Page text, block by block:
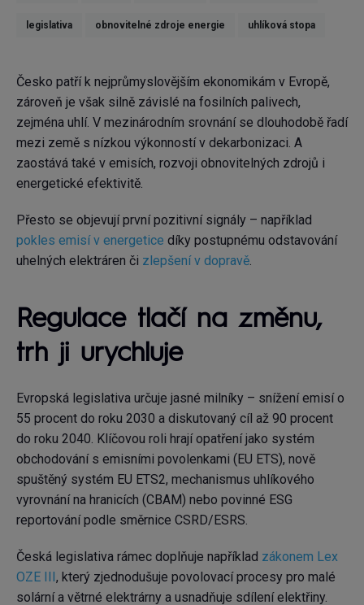
legislativa obnovitelné zdroje energie uhlíková stopa
Česko patří k nejprůmyslovějším ekonomikám v Evropě,
zároveň je však silně závislé na fosilních palivech,
zejména uhlí. V mezinárodním srovnání se dlouhodobě řadí
mezi země s nízkou výkonností v dekarbonizaci. A
zaostává také v emisích, rozvoji obnovitelných zdrojů i
energetické efektivitě.
Přesto se objevují první pozitivní signály – například
pokles emisí v energetice díky postupnému odstavování
uhelných elektráren či zlepšení v dopravě
Regulace tlačí na změnu,
trh ji urychluje
Evropská legislativa určuje jasné milníky – snížení emisí o
55 procent do roku 2030 a diskutovaný cíl až 90 procent
do roku 2040. Klíčovou roli hrají opatření jako systém
obchodování s emisními povolenkami (EU ETS), nově
spuštěný systém EU ETS2, mechanismus uhlíkového
vyrovnání na hranicích (CBAM) nebo povinné ESG
reportování podle směrnice CSRD/ESRS.
Česká legislativa rámec doplňuje například zákonem Lex
OZE III, který zjednodušuje povolovací procesy pro malé
solární a větrné elektrárny a usnadňuje sdílení elektřiny.